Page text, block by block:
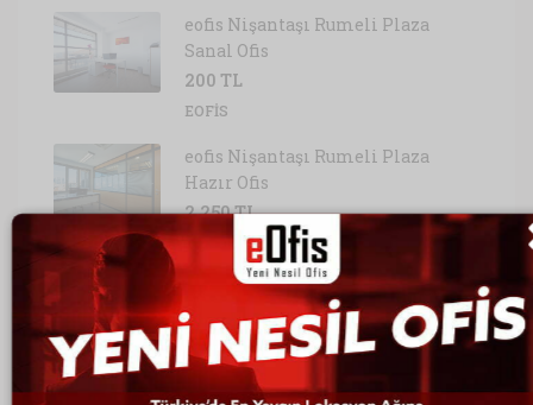
eofis Nişantaşı Rumeli Plaza
Sanal Ofis
200 TL
EOFIS
eofis Nişantaşı Rumeli Plaza
Hazır Ofis
2,250 TL
EOFIS
eofis Şişli Nurol Tower Hazır Ofis
1,200 TL
EOFIS